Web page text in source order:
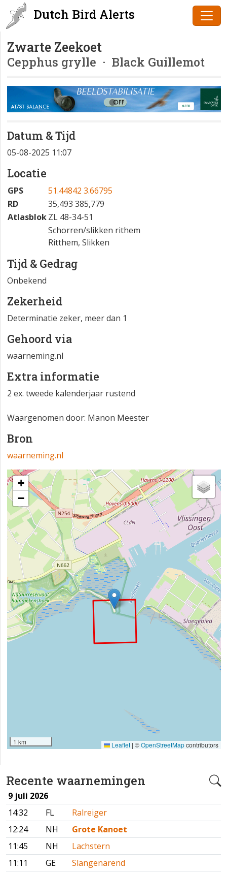
Dutch Bird Alerts
Recente waarnemingen
9 juli 2026
14:32
FL
Ralreiger
12:24
NH
Grote Kanoet
11:45
NH
Lachstern
11:11
GE
Slangenarend
Zwarte Zeekoet
Cepphus grylle · Black Guillemot
Datum & Tijd
05-08-2025 11:07
Locatie
GPS
51.44842 3.66795
RD
35,493 385,779
AtlasblokZL 48-34-51
Schorren/slikken rithem
Ritthem, Slikken
Tijd & Gedrag
Onbekend
Zekerheid
Determinatie zeker, meer dan 1
Gehoord via
waarneming.nl
Extra informatie
2 ex. tweede kalenderjaar rustend
Waargenomen door: Manon Meester
Bron
waarneming.nl
+
−
1 km Leaflet | ©OpenStreetMapcontributors